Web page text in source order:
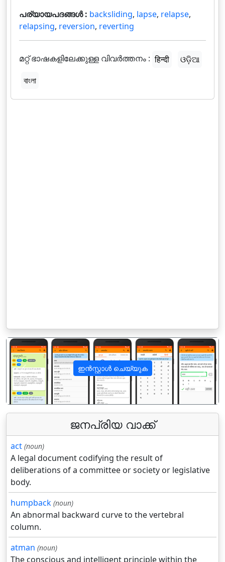
പര്യായപദങ്ങൾ : backsliding, lapse, relapse,
relapsing, reversion, reverting
മറ്റ് ഭാഷകളിലേക്കുള്ള വിവർത്തനം : हिन्दी
ଓଡ଼ିଆ
বাংলা
ഇൻസ്റ്റാൾ ചെയ്യുക
पिछला अगला
ജനപ്രിയ വാക്ക്
act (noun)
A legal document codifying the result of
deliberations of a committee or society or legislative
body.
humpback (noun)
An abnormal backward curve to the vertebral
column.
atman (noun)
The conscious and intelligent principle within the